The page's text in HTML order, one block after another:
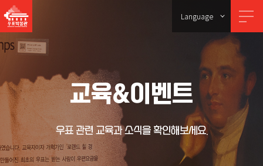
Language
교육&이벤트
우표 관련 교육과 소식을 확인해보세요.